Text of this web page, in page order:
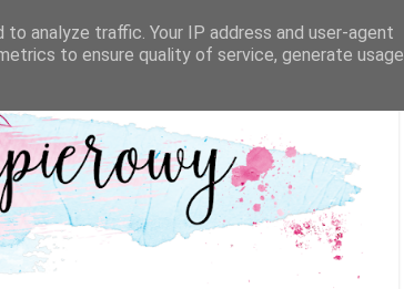
analyze traffic. Your IP address and user-agent
to ensure quality of service, generate usage